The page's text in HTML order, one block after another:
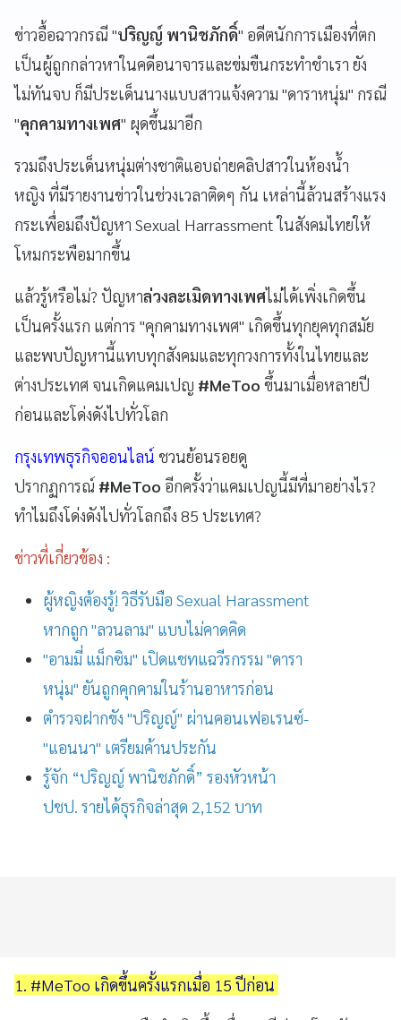
ข่าวอื้อฉาวกรณี "ปริญญ์ พานิชภักดิ์" อดีตนักการเมืองที่ตก
เป็นผู้ถูกกล่าวหาในคดีอนาจารและข่มขืนกระทำชำเรา ยัง
ไม่ทันจบ ก็มีประเด็นนางแบบสาวแจ้งความ "ดาราหนุ่ม" กรณี
"คุกคามทางเพศ" ผุดขึ้นมาอีก
รวมถึงประเด็นหนุ่มต่างชาติแอบถ่ายคลิปสาวในห้องน้ำ
หญิง ที่มีรายงานข่าวในช่วงเวลาติดๆ กัน เหล่านี้ล้วนสร้างแรง
กระเพื่อมถึงปัญหา Sexual Harrassment ในสังคมไทยให้
โหมกระพือมากขึ้น
แล้วรู้หรือไม่? ปัญหาล่วงละเมิดทางเพศไม่ได้เพิ่งเกิดขึ้น
เป็นครั้งแรก แต่การ "คุกคามทางเพศ" เกิดขึ้นทุกยุคทุกสมัย
และพบปัญหานี้แทบทุกสังคมและทุกวงการทั้งในไทยและ
ต่างประเทศ จนเกิดแคมเปญ #MeToo ขึ้นมาเมื่อหลายปี
ก่อนและโด่งดังไปทั่วโลก
กรุงเทพธุรกิจออนไลน์ ชวนย้อนรอยดู
ปรากฏการณ์ #MeToo อีกครั้งว่าแคมเปญนี้มีที่มาอย่างไร?
ทำไมถึงโด่งดังไปทั่วโลกถึง 85 ประเทศ?
ข่าวที่เกี่ยวข้อง :
ผู้หญิงต้องรู้! วิธีรับมือ Sexual Harassment
หากถูก "ลวนลาม" แบบไม่คาดคิด
"อามมี่ แม็กซิม" เปิดแชทแฉวีรกรรม "ดารา
หนุ่ม" ยันถูกคุกคามในร้านอาหารก่อน
ตำรวจฝากขัง "ปริญญ์" ผ่านคอนเฟอเรนซ์-
"แอนนา" เตรียมค้านประกัน
รู้จัก “ปริญญ์ พานิชภักดิ์” รองหัวหน้า
ปชป. รายได้ธุรกิจล่าสุด 2,152 บาท
1. #MeToo เกิดขึ้นครั้งแรกเมื่อ 15 ปีก่อน